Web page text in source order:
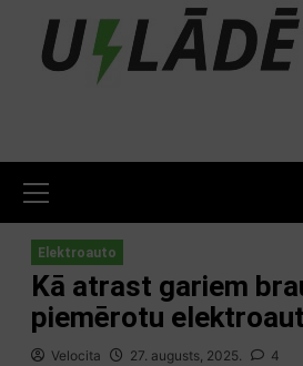
content
Menu
Elektroauto
Kā atrast gariem
piemērotu
Velocita 27. augusts, 2025. 4